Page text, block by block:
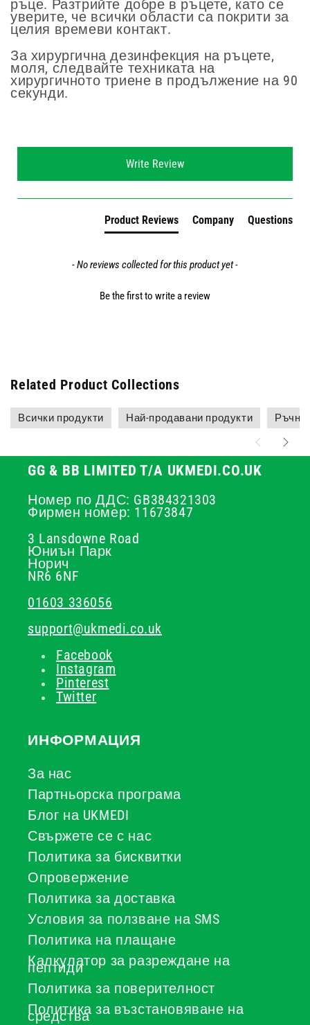
ръце. Разтрийте добре в ръцете, като се
уверите, че всички области са покрити за
целия времеви контакт.
За хирургична дезинфекция на ръцете,
моля, следвайте техниката на
хирургичното триене в продължение на 90
секунди.
Write Review
Product Reviews Company Questions
- No reviews collected for this product yet -
Be the first to write a review
Related Product Collections
Всички продукти Най-продавани продукти Ръчно
GG & BB LIMITED T/A UKMEDI.CO.UK
Номер по ДДС: GB384321303
Фирмен номер: 11673847
3 Lansdowne Road
Юниън Парк
Норич
NR6 6NF
01603 336056
support@ukmedi.co.uk
Facebook
Instagram
Pinterest
Twitter
ИНФОРМАЦИЯ
За нас
Партньорска програма
Блог на UKMEDI
Свържете се с нас
Политика за бисквитки
Опровержение
Политика за доставка
Условия за ползване на SMS
Политика на плащане
Калкулатор за разреждане на
пептиди
Политика за поверителност
Политика за възстановяване на
средства